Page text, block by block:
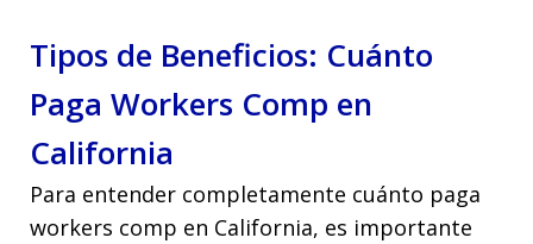
Tipos de Beneficios: Cuánto
Paga Workers Comp en
California
Para entender completamente cuánto paga
workers comp en California, es importante